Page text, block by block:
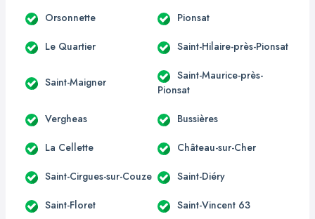
Orsonnette Pionsat
Le Quartier Saint-Hilaire-près-Pionsat
Saint-Maigner
Saint-Maurice-près-
Pionsat
Vergheas Bussières
La Cellette Château-sur-Cher
Saint-Cirgues-sur-Couze Saint-Diéry
Saint-Floret Saint-Vincent 63